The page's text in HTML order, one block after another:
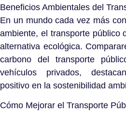
Beneficios Ambientales del
En un mundo cada vez más
ambiente, el transporte público
alternativa ecológica.
carbono del transporte
vehículos privados,
positivo en la sostenibilidad
Cómo Mejorar el Transporte